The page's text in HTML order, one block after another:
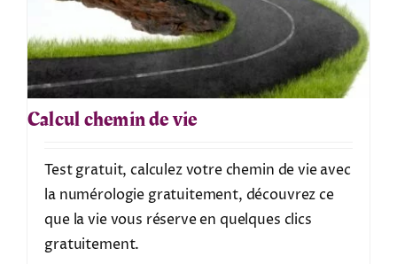
Calcul chemin de vie
Test gratuit, calculez votre chemin de vie avec
la numérologie gratuitement, découvrez ce
que la vie vous réserve en quelques clics
gratuitement.